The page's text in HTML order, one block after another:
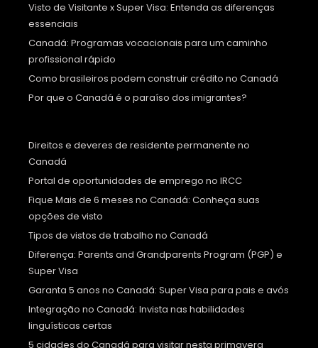
Visto de Visitante x Super Visa: Entenda as diferenças
essenciais
Canadá: Programas vocacionais para um caminho
profissional rápido
Como brasileiros podem construir crédito no Canadá
Por que o Canadá é o paraíso dos imigrantes?
Direitos e deveres de residente permanente no
Canadá
Portal de oportunidades de emprego no IRCC
Fique Mais de 6 meses no Canadá: Conheça suas
opções de visto
Tipos de vistos de trabalho no Canadá
Diferença: Parents and Grandparents Program (PGP) e
Super Visa
Garanta 5 anos no Canadá: Super Visa para pais e avós
Integração no Canadá: Invista nas habilidades
linguísticas certas
5 cidades do Canadá para visitar nesta primavera